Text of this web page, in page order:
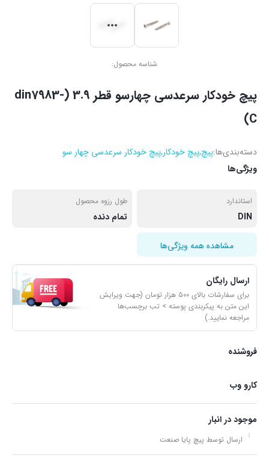
شناسه محصول:
پیچ خودکار سرعدسی چهارسو قطر 3.9 (din7983-
C)
دسته‌بندی‌ها:پیچ,پیچ خودکار,پیچ خودکار سرعدسی چهار سو
ویژگی‌ها
استاندارد
DIN
طول رزوه محصول
تمام دنده
مشاهده همه ویژگی‌ها
ارسال رایگان
برای سفارشات بالای ۵۰۰ هزار تومان (جهت ویرایش
این متن به پیکربندی پوسته > تب برچسب‌ها
مراجعه نمایید.)
فروشنده
کارو وب
موجود در انبار
ارسال توسط پیچ پایا صنعت